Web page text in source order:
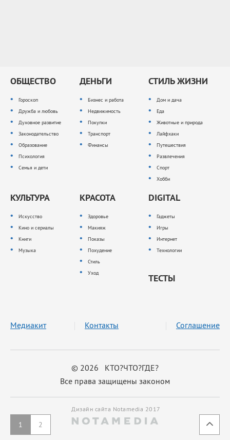
1 2
ОБЩЕСТВО
Гороскоп
Дружба и любовь
Духовное развитие
Законодательство
Образование
Психология
Семья и дети
ДЕНЬГИ
Бизнес и работа
Недвижимость
Покупки
Транспорт
Финансы
СТИЛЬ ЖИЗНИ
Дом и дача
Еда
Животные и природа
Лайфхаки
Путешествия
Развлечения
Спорт
Хобби
КУЛЬТУРА
Искусство
Кино и сериалы
Книги
Музыка
КРАСОТА
Здоровье
Макияж
Показы
Похудение
Стиль
Уход
DIGITAL
Гаджеты
Игры
Интернет
Технологии
ТЕСТЫ
© 2026 КТО?ЧТО?ГДЕ?
Все права защищены законом
Медиакит Контакты Соглашение
Дизайн сайта Notamedia 2017